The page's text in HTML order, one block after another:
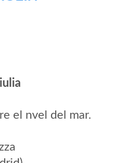
el nvel del mar.